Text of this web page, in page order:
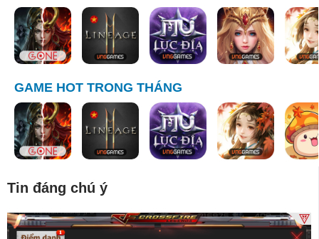
GAME HOT TRONG THÁNG
Tin đáng chú ý